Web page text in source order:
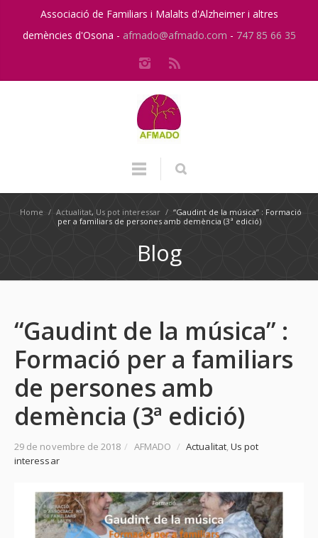
Associació de Familiars i Malalts d'Alzheimer i altres
demències d'Osona - afmado@afmado.com - 747 85 66 35
Home / Actualitat, Us pot interessar / “Gaudint de la música” : Formació
per a familiars de persones amb demència (3ª edició)
Blog
“Gaudint de la música” :
Formació per a familiars
de persones amb
demència (3ª edició)
29 de novembre de 2018 / AFMADO / Actualitat,Us pot
interessar